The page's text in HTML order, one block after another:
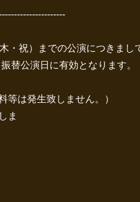
・祝）までの公演につきまし
替公演日に有効となります。
等は発生致しません。）
ま